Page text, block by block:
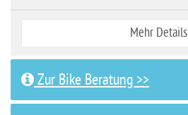
Mehr Details
Zur Bike Beratung >>